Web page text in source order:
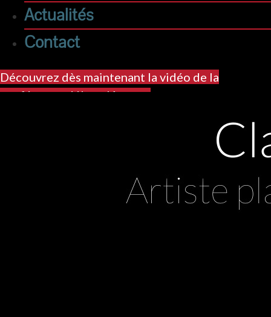
Actualités
Contact
Découvrez dès maintenant la vidéo de la
conférence-débat : IA et art